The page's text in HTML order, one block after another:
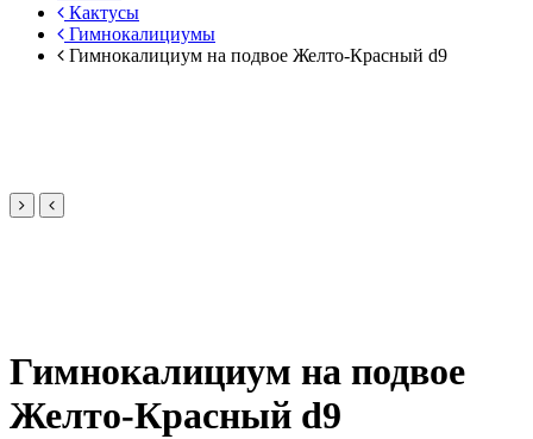
Кактусы
Гимнокалициумы
Гимнокалициум на подвое Желто-Красный d9
Гимнокалициум на подвое
Желто-Красный d9